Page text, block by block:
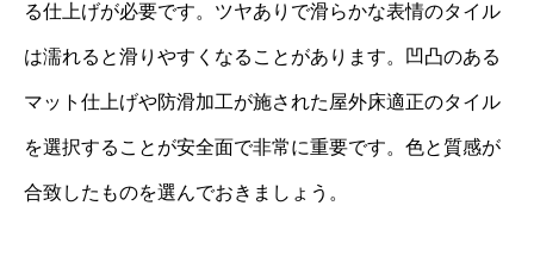
る仕上げが必要です。ツヤありで滑らかな表情のタイル
は濡れると滑りやすくなることがあります。凹凸のある
マット仕上げや防滑加工が施された屋外床適正のタイル
を選択することが安全面で非常に重要です。色と質感が
合致したものを選んでおきましょう。